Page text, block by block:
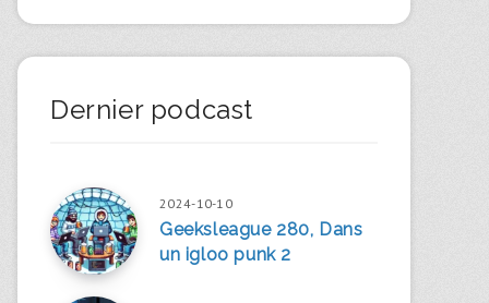
Dernier podcast
2024-10-10
Geeksleague 280, Dans
un igloo punk 2